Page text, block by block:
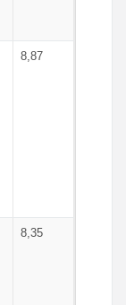
8,87
8,35